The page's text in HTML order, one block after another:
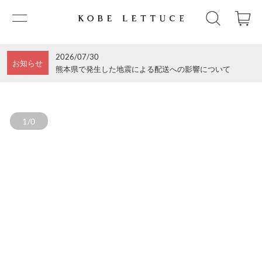
お知らせ
2026/07/30
熊本県で発生した地震による配送への影響について
1/0